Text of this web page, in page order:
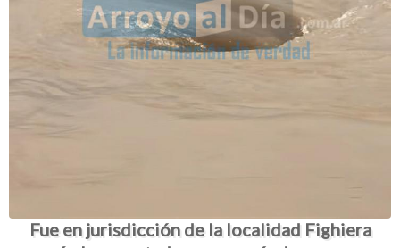
Fue en jurisdicción de la localidad Fighiera